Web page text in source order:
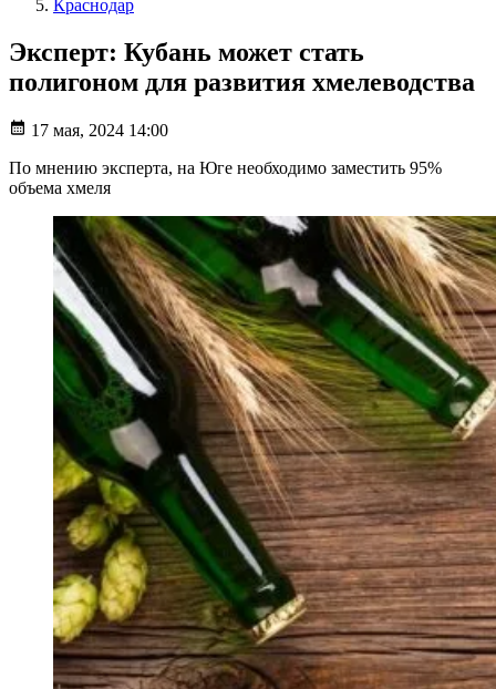
Краснодар
Эксперт: Кубань может стать
полигоном для развития хмелеводства
17 мая, 2024 14:00
По мнению эксперта, на Юге необходимо заместить 95%
объема хмеля